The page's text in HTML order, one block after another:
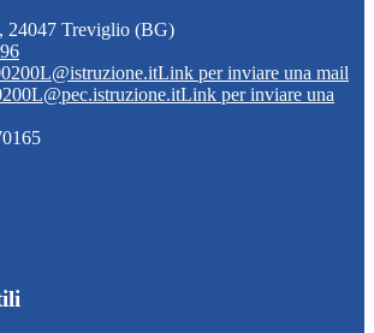
24047 Treviglio (BG)
Link per inviare una mail
Link per inviare una